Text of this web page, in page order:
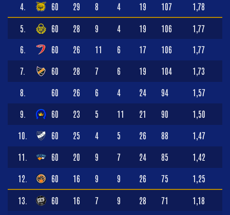
4. 60 29 8 4 19 107 1,78
5. 60 28 9 4 19 106 1,77
6. 60 26 11 6 17 106 1,77
7. 60 28 7 6 19 104 1,73
8. 60 26 6 4 24 94 1,57
9. 60 23 5 11 21 90 1,50
10. 60 25 4 5 26 88 1,47
11. 60 20 9 7 24 85 1,42
12. 60 16 9 9 26 75 1,25
13. 60 16 7 9 28 71 1,18